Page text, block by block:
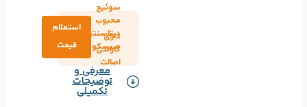
سوئیچ
محبوب
دیتاسنتر
سیسکو
دارای
گارانتی
اصالت
استعلام
قیمت
معرفی و
توضیحات
تکمیلی